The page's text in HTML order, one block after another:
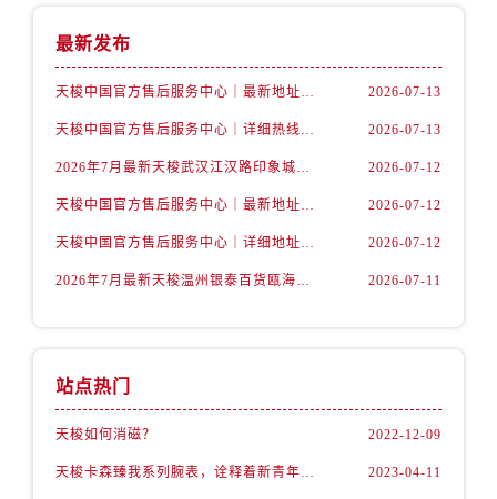
安徽省淮北市相山区淮海路售后服务中心（需提前预约）
福建省宁德市蕉城区天湖东路售后服务中心（需提前预约）
江苏省常州市新北区龙锦路1590号现代传媒中心5号楼10层1008室售后服务中心（需提前预约）
最新发布
天梭中国官方售后服务中心｜最新地址与24小时服务电话权威信息通告（2026年7月最新） 2026-07-13
天梭中国官方售后服务中心｜详细热线电话及全部网点地址权威信息通知（2026年7月最新） 2026-07-13
2026年7月最新天梭武汉江汉路印象城维修保养服务电话 2026-07-12
天梭中国官方售后服务中心｜最新地址及官方客服热线权威信息通告（2026年7月最新） 2026-07-12
天梭中国官方售后服务中心｜详细地址与售后热线权威信息通知（2026年7月最新） 2026-07-12
2026年7月最新天梭温州银泰百货瓯海店维修保养服务电话 2026-07-11
站点热门
天梭如何消磁？ 2022-12-09
天梭卡森臻我系列腕表，诠释着新青年的生活态度 2023-04-11